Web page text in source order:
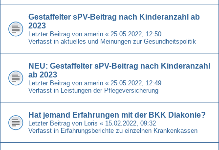
Gestaffelter sPV-Beitrag nach Kinderanzahl ab
2023
Letzter Beitrag von amerin « 25.05.2022, 12:50
Verfasst in aktuelles und Meinungen zur Gesundheitspolitik
NEU: Gestaffelter sPV-Beitrag nach Kinderanzahl
ab 2023
Letzter Beitrag von amerin « 25.05.2022, 12:49
Verfasst in Leistungen der Pflegeversicherung
Hat jemand Erfahrungen mit der BKK Diakonie?
Letzter Beitrag von Loris « 15.02.2022, 09:32
Verfasst in Erfahrungsberichte zu einzelnen Krankenkassen